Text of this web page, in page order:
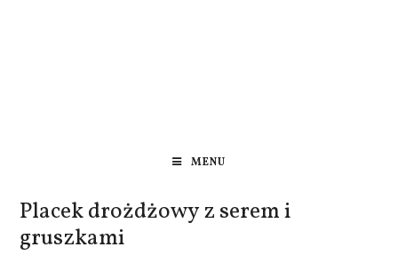
MENU
Placek drożdżowy z serem i
gruszkami